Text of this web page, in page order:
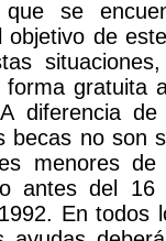
se
objetivo de
gratuita
diferencia
becas no son
menores
antes del
En todos